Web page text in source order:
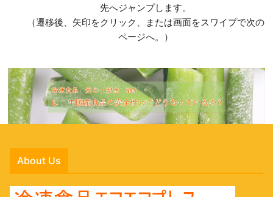
先へジャンプします。
（遷移後、矢印をクリック、または画面をスワイプで次の
ページへ。）
About Us